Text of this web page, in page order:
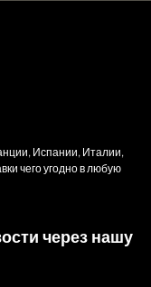
Испании, Италии,
чего угодно в любую
через нашу